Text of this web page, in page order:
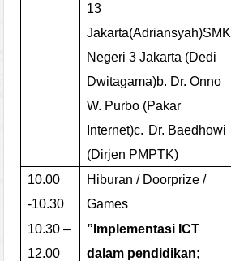
13
Jakarta(Adriansyah)SMK
Negeri 3 Jakarta (Dedi
Dwitagama)b. Dr. Onno
W. Purbo (Pakar
Internet)c. Dr. Baedhowi
(Dirjen PMPTK)
10.00
-10.30
Hiburan / Doorprize /
Games
10.30 –
12.00
”Implementasi ICT
dalam pendidikan;